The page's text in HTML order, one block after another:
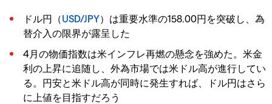
ドル円（USD/JPY）は重要水準の158.00円を突破し、為
替介入の限界が露呈した
4月の物価指数は米インフレ再燃の懸念を強めた。米金
利の上昇に追随し、外為市場では米ドル高が進行してい
る。円安と米ドル高が同時に発生すれば、ドル円はさら
に上値を目指すだろう